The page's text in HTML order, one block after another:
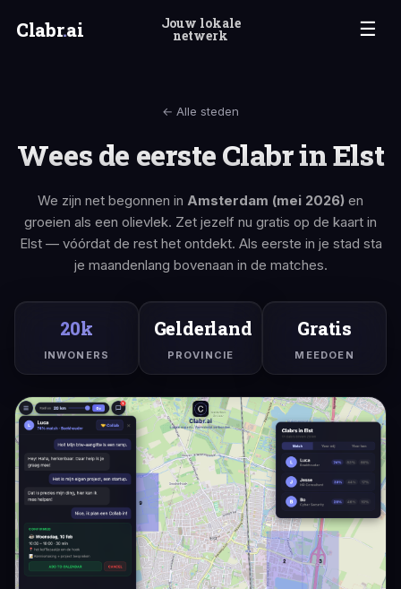
Clabr.ai ☰
Jouw lokale
netwerk
← Alle steden
Wees de eerste Clabr in Elst
We zijn net begonnen in Amsterdam (mei 2026) en
groeien als een olievlek. Zet jezelf nu gratis op de kaart in
Elst — vóórdat de rest het ontdekt. Als eerste in je stad sta
je maandenlang bovenaan in de matches.
20k
INWONERS
Gelderland
PROVINCIE
Gratis
MEEDOEN